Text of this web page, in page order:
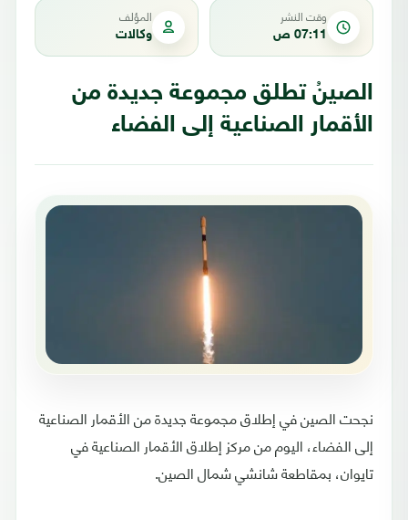
وقت النشر
07:11 ص
المؤلف
وكالات
الصينُ تطلق مجموعة جديدة من
الأقمار الصناعية إلى الفضاء
نجحت الصين في إطلاق مجموعة جديدة من الأقمار الصناعية
إلى الفضاء، اليوم من مركز إطلاق الأقمار الصناعية في
تايوان، بمقاطعة شانشي شمال الصين.